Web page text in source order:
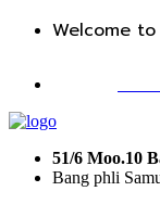
Welcome to
51/6 Moo.10
Bang phli